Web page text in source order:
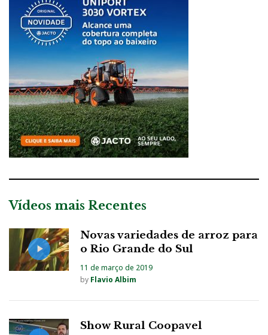
Vídeos mais Recentes
Novas variedades de arroz para
o Rio Grande do Sul
11 de março de 2019
by Flavio Albim
Show Rural Coopavel